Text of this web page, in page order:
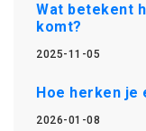
Wat betekent
komt?
2025-11-05
Hoe herken je
2026-01-08